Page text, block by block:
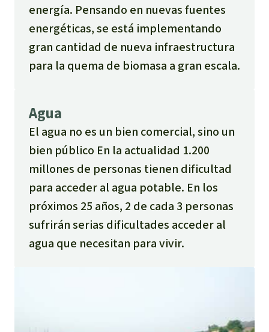
energía. Pensando en nuevas fuentes
energéticas, se está implementando
gran cantidad de nueva infraestructura
para la quema de biomasa a gran escala.
Agua
El agua no es un bien comercial, sino un
bien público En la actualidad 1.200
millones de personas tienen dificultad
para acceder al agua potable. En los
próximos 25 años, 2 de cada 3 personas
sufrirán serias dificultades acceder al
agua que necesitan para vivir.